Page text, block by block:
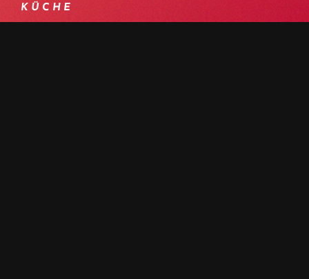
KÜCHE